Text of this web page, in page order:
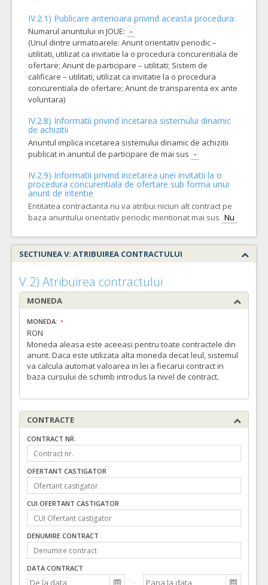
IV.2.1) Publicare anterioara privind aceasta procedura:
Numarul anuntului in JOUE: -
(Unul dintre urmatoarele: Anunt orientativ periodic –
utilitati, utilizat ca invitatie la o procedura concurentiala de
ofertare; Anunt de participare – utilitati; Sistem de
calificare – utilitati, utilizat ca invitatie la o procedura
concurentiala de ofertare; Anunt de transparenta ex ante
voluntara)
IV.2.8) Informatii privind incetarea sistemului dinamic
de achizitii
Anuntul implica incetarea sistemului dinamic de achizitii
publicat in anuntul de participare de mai sus -
IV.2.9) Informatii privind incetarea unei invitatii la o
procedura concurentiala de ofertare sub forma unui
anunt de intentie
Entitatea contractanta nu va atribui niciun alt contract pe
baza anuntului orientativ periodic mentionat mai sus Nu
SECTIUNEA V: ATRIBUIREA CONTRACTULUI
V.2) Atribuirea contractului
MONEDA
MONEDA:
RON
Moneda aleasa este aceeasi pentru toate contractele din
anunt. Daca este utilizata alta moneda decat leul, sistemul
va calcula automat valoarea in lei a fiecarui contract in
baza cursului de schimb introdus la nivel de contract.
CONTRACTE
CONTRACT NR.
OFERTANT CASTIGATOR
CUI OFERTANT CASTIGATOR
DENUMIRE CONTRACT
DATA CONTRACT